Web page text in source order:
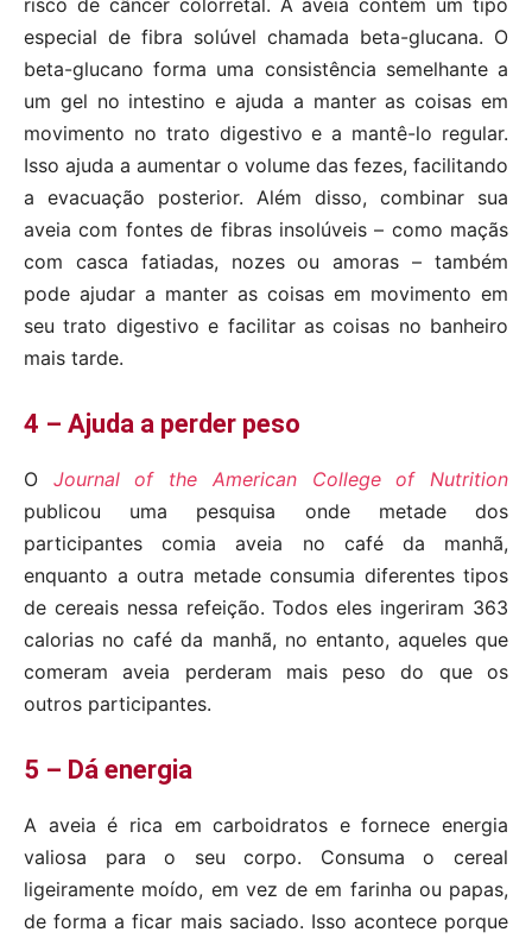
risco de câncer colorretal. A aveia contém um tipo
especial de fibra solúvel chamada beta-glucana. O
beta-glucano forma uma consistência semelhante a
um gel no intestino e ajuda a manter as coisas em
movimento no trato digestivo e a mantê-lo regular.
Isso ajuda a aumentar o volume das fezes, facilitando
a evacuação posterior. Além disso, combinar sua
aveia com fontes de fibras insolúveis – como maçãs
com casca fatiadas, nozes ou amoras – também
pode ajudar a manter as coisas em movimento em
seu trato digestivo e facilitar as coisas no banheiro
mais tarde.
4 – Ajuda a perder peso
O Journal of the American College of Nutrition
publicou uma pesquisa onde metade dos
participantes comia aveia no café da manhã,
enquanto a outra metade consumia diferentes tipos
de cereais nessa refeição. Todos eles ingeriram 363
calorias no café da manhã, no entanto, aqueles que
comeram aveia perderam mais peso do que os
outros participantes.
5 – Dá energia
A aveia é rica em carboidratos e fornece energia
valiosa para o seu corpo. Consuma o cereal
ligeiramente moído, em vez de em farinha ou papas,
de forma a ficar mais saciado. Isso acontece porque